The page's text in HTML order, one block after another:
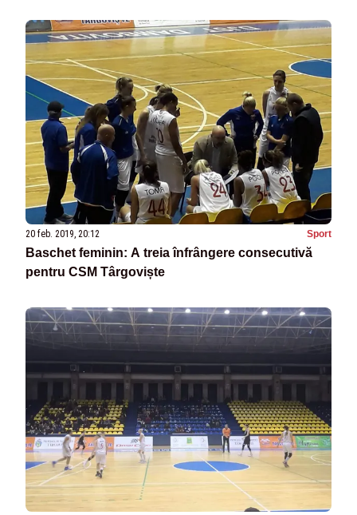
20 feb. 2019, 20:12 Sport
Baschet feminin: A treia înfrângere consecutivă
pentru CSM Târgoviște